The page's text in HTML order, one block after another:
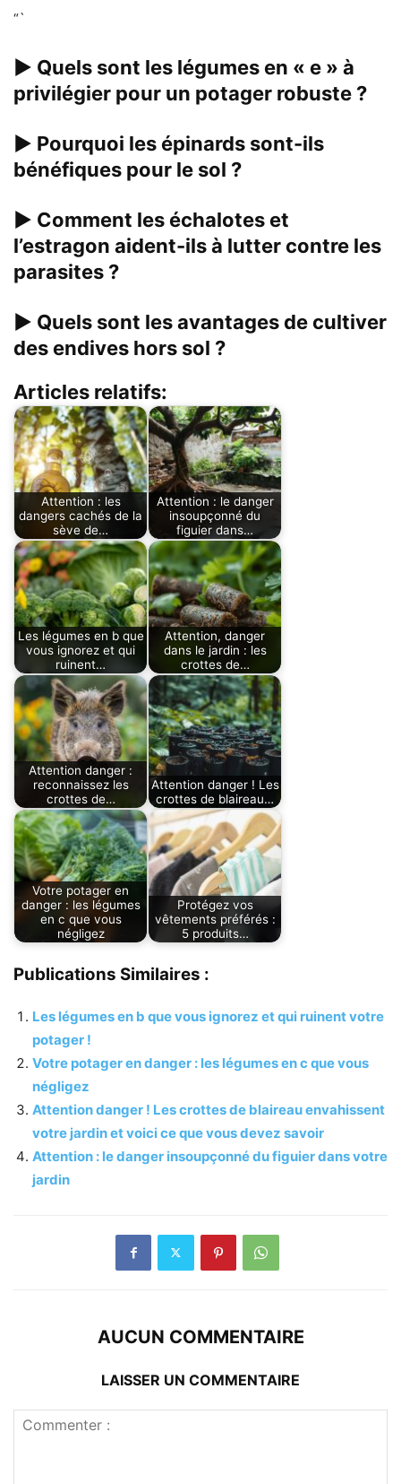
“`
▶ Quels sont les légumes en « e » à
privilégier pour un potager robuste ?
▶ Pourquoi les épinards sont-ils
bénéfiques pour le sol ?
▶ Comment les échalotes et
l’estragon aident-ils à lutter contre les
parasites ?
▶ Quels sont les avantages de cultiver
des endives hors sol ?
Articles relatifs:
Attention : les
dangers cachés de la
sève de…
Attention : le danger
insoupçonné du
figuier dans…
Les légumes en b que
vous ignorez et qui
ruinent…
Attention, danger
dans le jardin : les
crottes de…
Attention danger :
reconnaissez les
crottes de…
Attention danger ! Les
crottes de blaireau…
Votre potager en
danger : les légumes
en c que vous
négligez
Protégez vos
vêtements préférés :
5 produits…
Publications Similaires :
Les légumes en b que vous ignorez et qui ruinent votre
potager !
Votre potager en danger : les légumes en c que vous
négligez
Attention danger ! Les crottes de blaireau envahissent
votre jardin et voici ce que vous devez savoir
Attention : le danger insoupçonné du figuier dans votre
jardin
AUCUN COMMENTAIRE
LAISSER UN COMMENTAIRE